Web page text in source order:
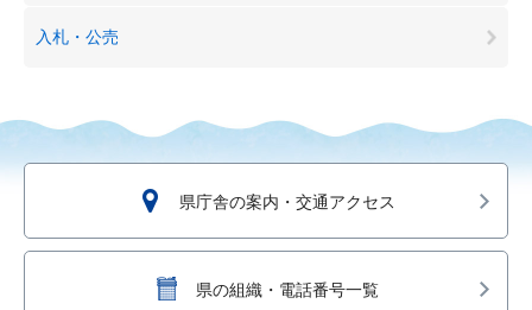
入札・公売
県庁舎の案内・交通アクセス
県の組織・電話番号一覧